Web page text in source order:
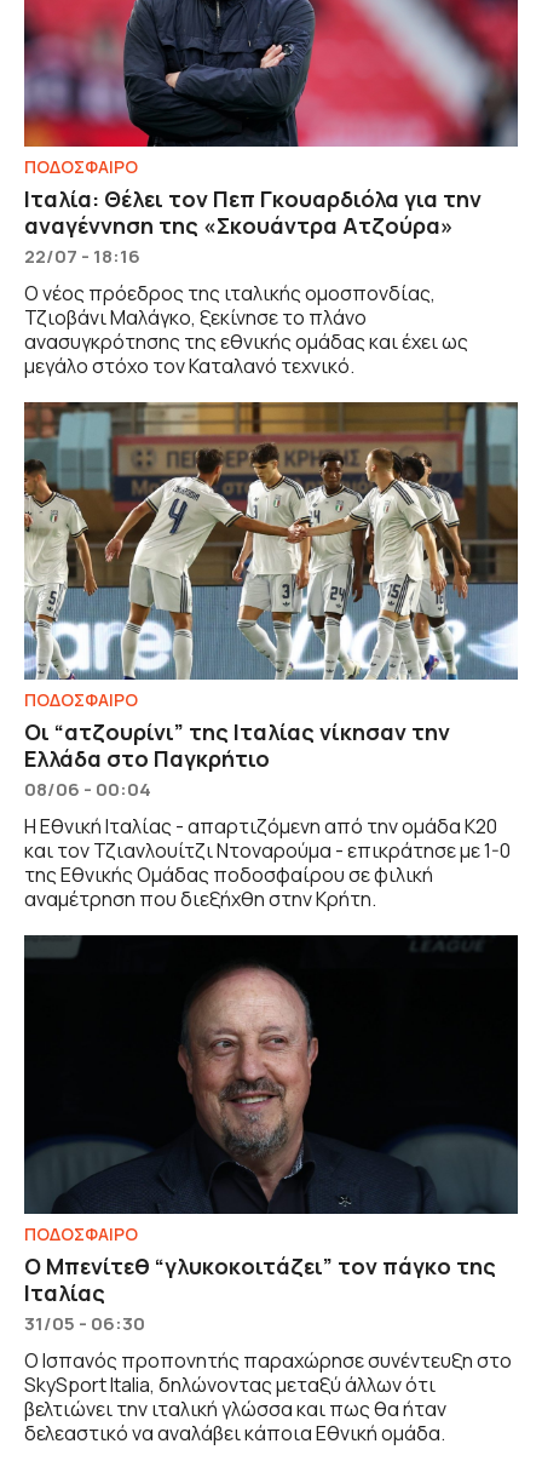
ΠΟΔΟΣΦΑΙΡΟ
Ιταλία: Θέλει τον Πεπ Γκουαρδιόλα για την
αναγέννηση της «Σκουάντρα Ατζούρα»
22/07 - 18:16
Ο νέος πρόεδρος της ιταλικής ομοσπονδίας,
Τζιοβάνι Μαλάγκο, ξεκίνησε το πλάνο
ανασυγκρότησης της εθνικής ομάδας και έχει ως
μεγάλο στόχο τον Καταλανό τεχνικό.
ΠΟΔΟΣΦΑΙΡΟ
Οι “ατζουρίνι” της Ιταλίας νίκησαν την
Ελλάδα στο Παγκρήτιο
08/06 - 00:04
Η Εθνική Ιταλίας - απαρτιζόμενη από την ομάδα Κ20
και τον Τζιανλουίτζι Ντοναρούμα - επικράτησε με 1-0
της Εθνικής Ομάδας ποδοσφαίρου σε φιλική
αναμέτρηση που διεξήχθη στην Κρήτη.
ΠΟΔΟΣΦΑΙΡΟ
Ο Μπενίτεθ “γλυκοκοιτάζει” τον πάγκο της
Ιταλίας
31/05 - 06:30
Ο Ισπανός προπονητής παραχώρησε συνέντευξη στο
SkySport Italia, δηλώνοντας μεταξύ άλλων ότι
βελτιώνει την ιταλική γλώσσα και πως θα ήταν
δελεαστικό να αναλάβει κάποια Εθνική ομάδα.